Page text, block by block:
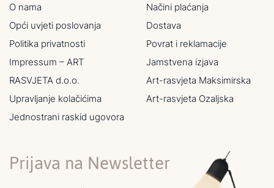
O nama
Opći uvjeti poslovanja
Politika privatnosti
Impressum – ART
RASVJETA d.o.o.
Upravljanje kolačićima
Jednostrani raskid ugovora
Načini plaćanja
Dostava
Povrat i reklamacije
Jamstvena izjava
Art-rasvjeta Maksimirska
Art-rasvjeta Ozaljska
Prijava na Newsletter